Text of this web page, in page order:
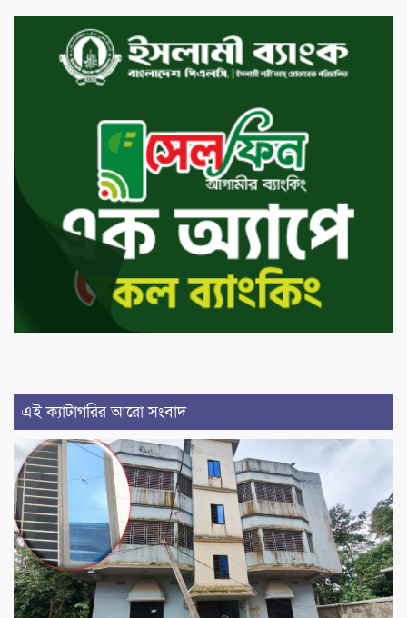
এই ক্যাটাগরির আরো সংবাদ